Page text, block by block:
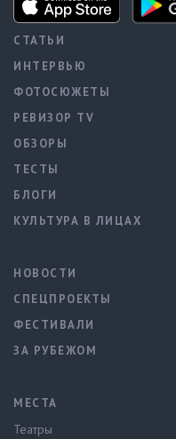
СТАТЬИ
ИНТЕРВЬЮ
ФОТОСЮЖЕТЫ
РЕВИЗОР TV
ОБЗОРЫ
ТЕСТЫ
БЛОГИ
КУЛЬТУРА В ЛИЦАХ
НОВОСТИ
СПЕЦПРОЕКТЫ
ФЕСТИВАЛИ
ЗА РУБЕЖОМ
МЕСТА
Театры